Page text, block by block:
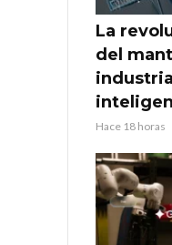
La
del
Hace 18 horas